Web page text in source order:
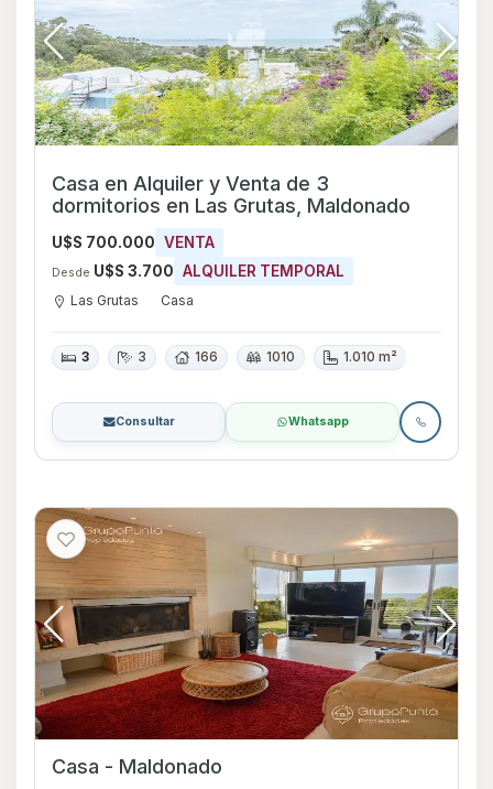
Casa en Alquiler y Venta de 3
dormitorios en Las Grutas, Maldonado
U$S 700.000 VENTA
Desde U$S 3.700 ALQUILER TEMPORAL
Las Grutas Casa
3 3 166 1010 1.010 m²
Consultar Whatsapp
Casa - Maldonado